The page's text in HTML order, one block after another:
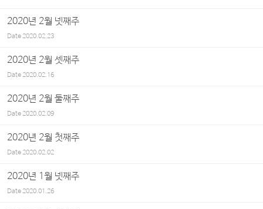
2020년 2월 넷째주
Date2020.02.23
2020년 2월 셋째주
Date2020.02.16
2020년 2월 둘째주
Date2020.02.09
2020년 2월 첫째주
Date2020.02.02
2020년 1월 넷째주
Date2020.01.26